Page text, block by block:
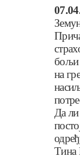
бољи
на
Да
Тина